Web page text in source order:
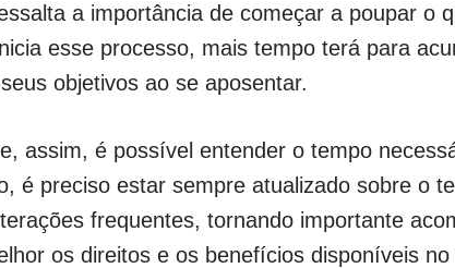
a importância de começar a poupar o
esse processo, mais tempo terá para
objetivos ao se aposentar.
assim, é possível entender o tempo
é preciso estar sempre atualizado sobre o
frequentes, tornando importante
os direitos e os benefícios disponíveis